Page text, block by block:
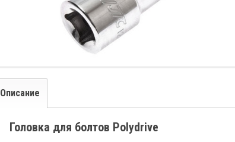
Описание
Головка для болтов Polydrive